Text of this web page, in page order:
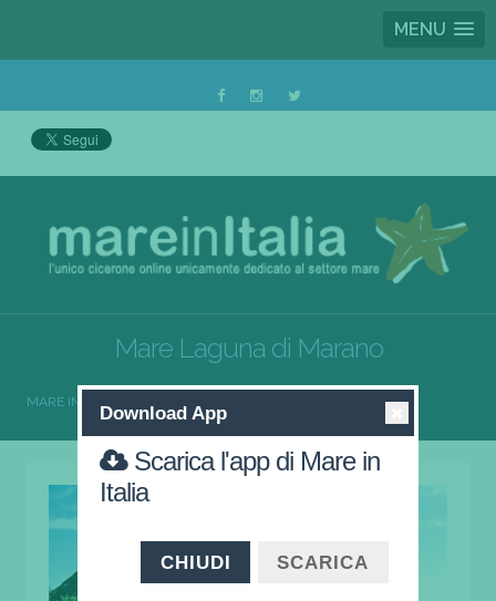
MENU
Mare Laguna di Marano
MARE IN ITALIA
Download App
Scarica l'app di Mare in
Italia
CHIUDI SCARICA